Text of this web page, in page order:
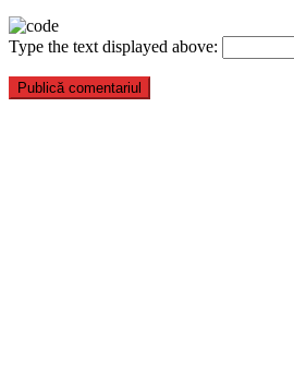
Type the text displayed above: